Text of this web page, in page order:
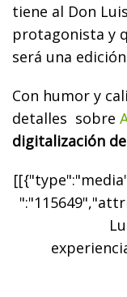
tiene al Don
protagonista y
será una
Con humor y
detalles sobre
digitalización